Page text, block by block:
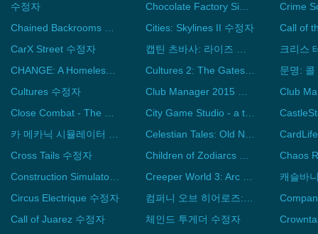
수정자
Chocolate Factory Simulator 수정자
Chained Backrooms 수정자
Cities: Skylines II 수정자
CarX Street 수정자
캡틴 츠바사: 라이즈 오브 뉴 챔피언 수정자
크리스
CHANGE: A Homeless Survival Experience 수정자
Cultures 2: The Gates of Asgard 수정자
Cultures 수정자
Club Manager 2015 수정자
Close Combat - The Bloody First 수정자
City Game Studio - a tycoon about game dev 수정자
카 메카닉 시뮬레이터 2015 수정자
Celestian Tales: Old North 수정자
Cross Tails 수정자
Children of Zodiarcs 수정자
Chaos
Construction Simulator 2 US - Pocket Edition 수정자
Creeper World 3: Arc Eternal 수정자
Circus Electrique 수정자
컴퍼니 오브 히어로즈: 테일즈 오브 밸러 수정자
Call of Juarez 수정자
체인드 투게더 수정자